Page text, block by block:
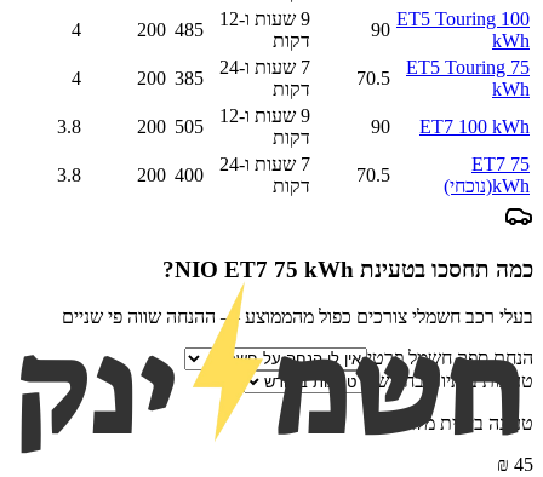
ET5 Touring 100
kWh
90
9 שעות ו-12
דקות
485
200
4
ET5 Touring 75
kWh
70.5
7 שעות ו-24
דקות
385
200
4
ET7 100 kWh
90
9 שעות ו-12
דקות
505
200
3.8
ET7 75
kWh(נוכחי)
70.5
7 שעות ו-24
דקות
400
200
3.8
כמה תחסכו בטעינת NIO ET7 75 kWh
?
בעלי רכב חשמלי צורכים כפול מהממוצע — ההנחה שווה פי שניים
הנחת ספק חשמל פרטי
טעינות ביתיות בחודש
טעינה ביתית מלאה
45
₪